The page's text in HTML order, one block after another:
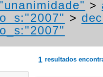
>
>
1 resultados